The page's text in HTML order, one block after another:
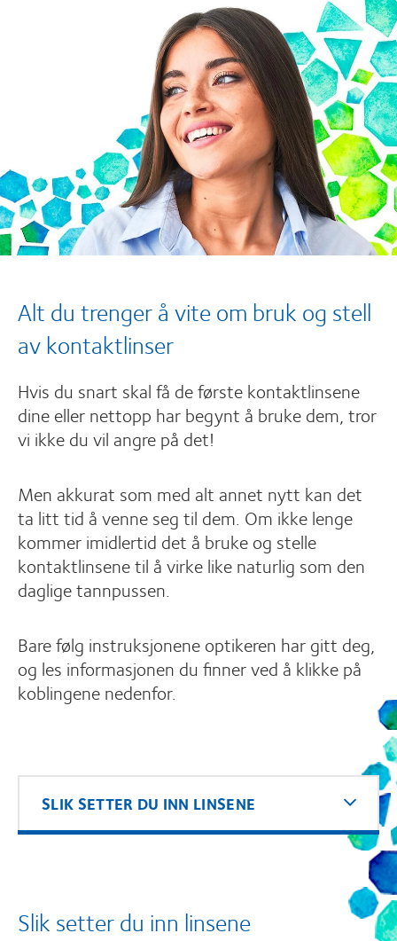
Alt du trenger å vite om bruk og stell
av kontaktlinser
Hvis du snart skal få de første kontaktlinsene
dine eller nettopp har begynt å bruke dem, tror
vi ikke du vil angre på det!
Men akkurat som med alt annet nytt kan det
ta litt tid å venne seg til dem. Om ikke lenge
kommer imidlertid det å bruke og stelle
kontaktlinsene til å virke like naturlig som den
daglige tannpussen.
Bare følg instruksjonene optikeren har gitt deg,
og les informasjonen du finner ved å klikke på
koblingene nedenfor.
SLIK SETTER DU INN LINSENE
Slik setter du inn linsene